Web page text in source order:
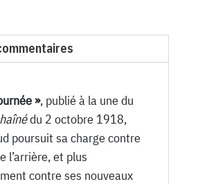
», publié à la une du
du 2 octobre 1918,
poursuit sa charge contre
l’arrière, et plus
contre ses nouveaux